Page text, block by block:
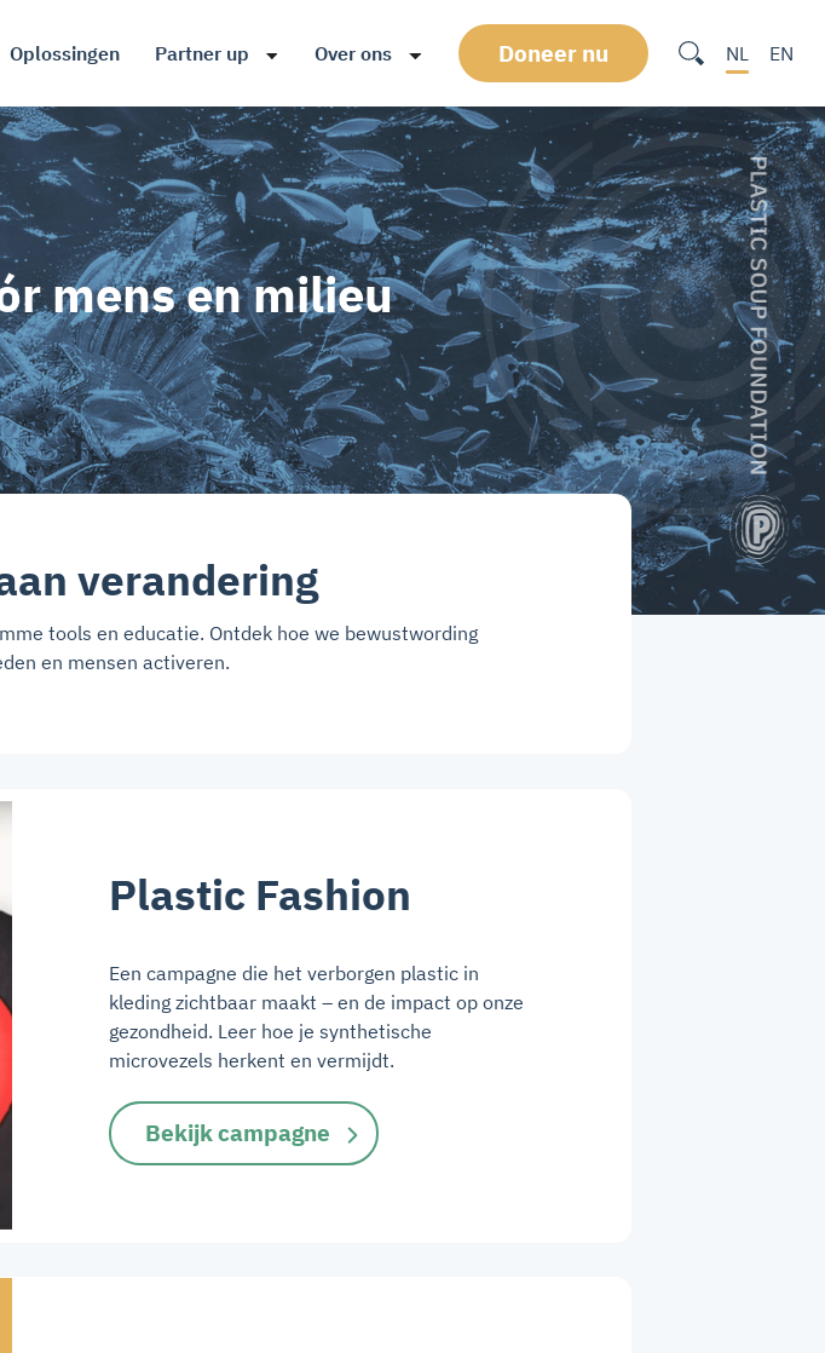
Oplossingen Partner up Over ons Doneer nu NL EN
mens en milieu
verandering
tools en educatie. Ontdek hoe we bewustwording
en mensen activeren.
Plastic Fashion
Een campagne die het verborgen plastic in
kleding zichtbaar maakt – en de impact op onze
gezondheid. Leer hoe je synthetische
microvezels herkent en vermijdt.
Bekijk campagne